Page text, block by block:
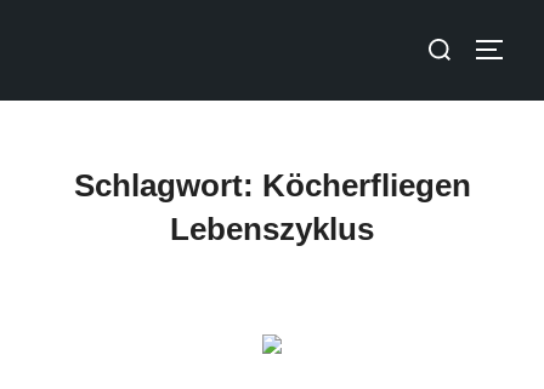
Schlagwort: Köcherfliegen
Lebenszyklus